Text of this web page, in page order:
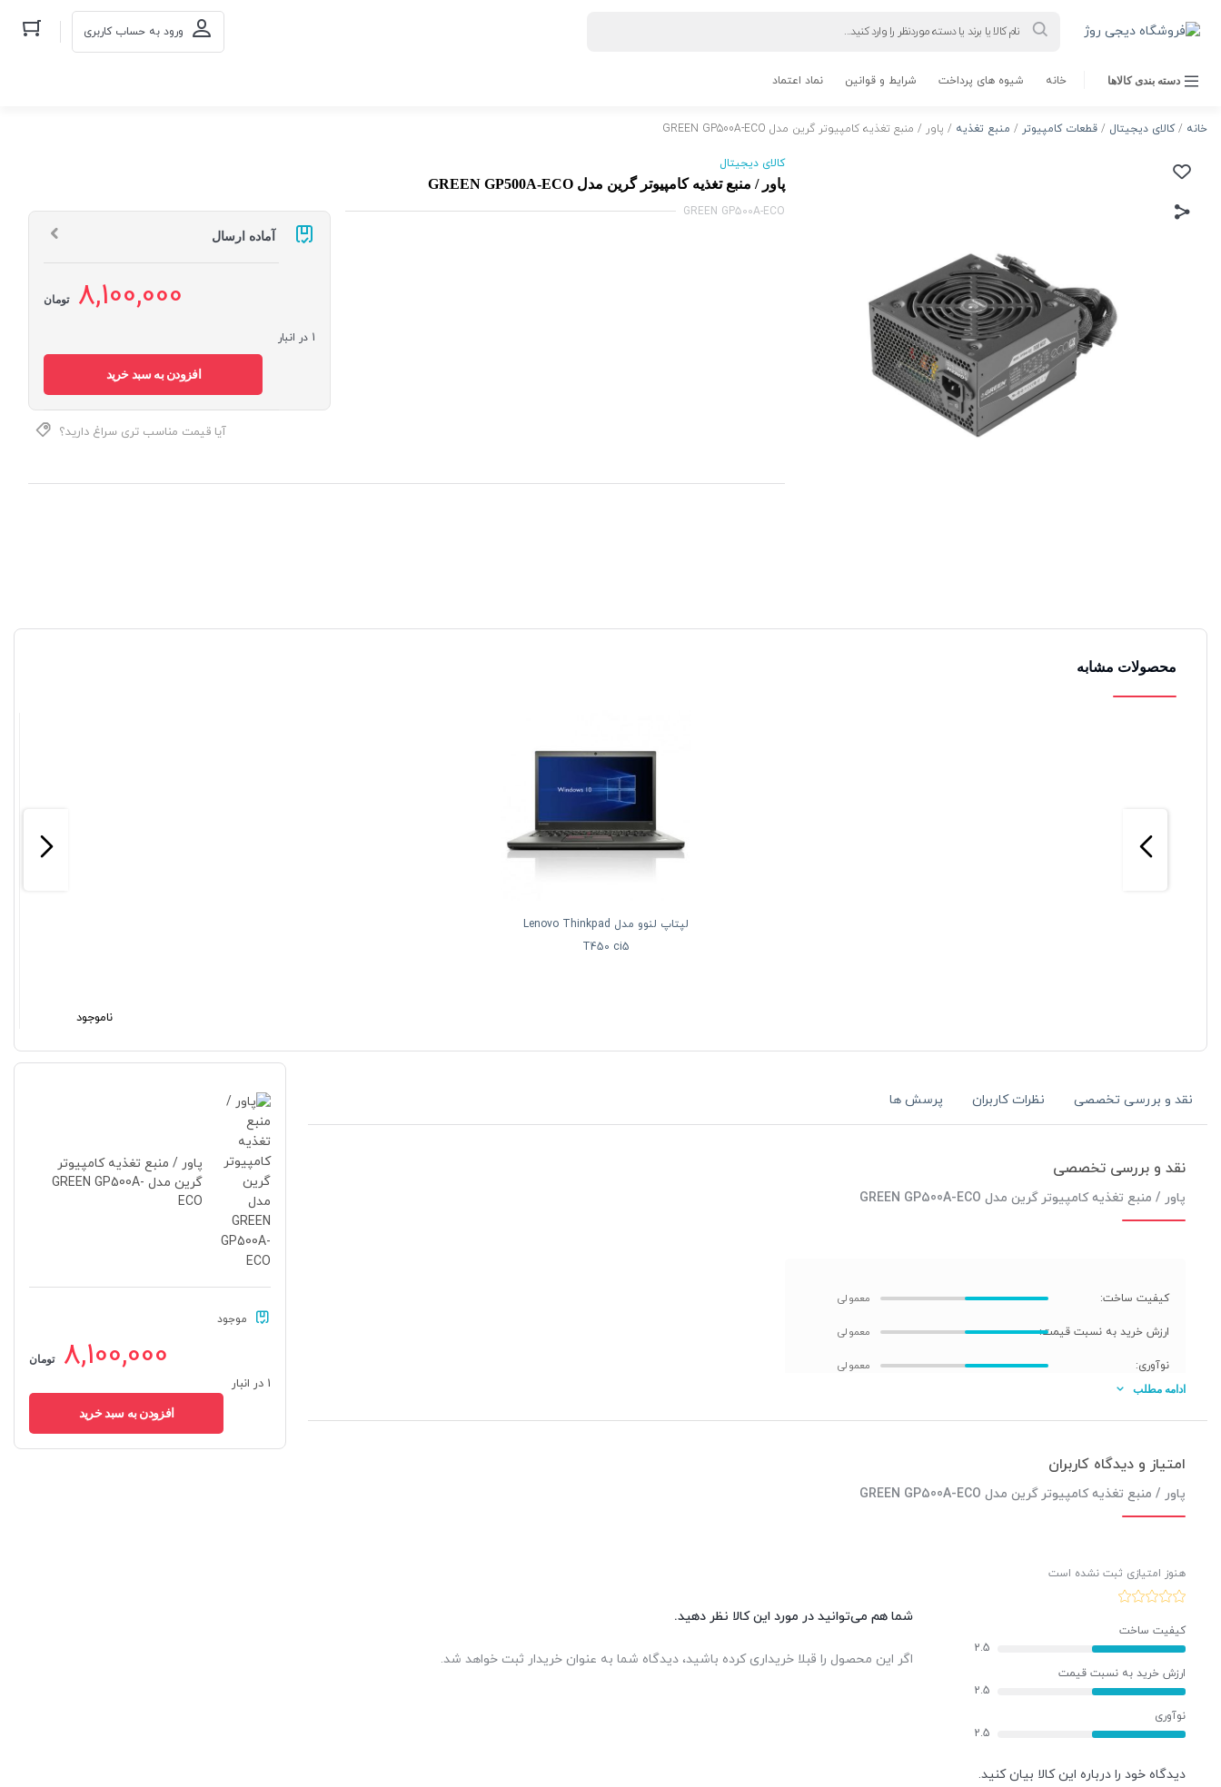
search ورود به حساب کاربری
دسته بندی کالاها خانه شیوه های پرداخت شرایط و قوانین نماد اعتماد
خانه /کالای دیجیتال / قطعات کامپیوتر / منبع تغذیه / پاور / منبع تغذیه کامپیوتر گرین مدل GREEN GP500A-ECO
کالای دیجیتال
پاور / منبع تغذیه کامپیوتر گرین مدل GREEN GP500A-ECO
GREEN GP500A-ECO
آماده ارسال
8,100,000 تومان
1 در انبار
منبع
مدل
افزودن به سبد خرید
آیا قیمت مناسب تری سراغ دارید؟
محصولات مشابه
لپتاپ لنوو مدل Lenovo Thinkpad
T450 ci5
ناموجود
پاور / منبع تغذیه کامپیوتر
گرین مدل GREEN GP500A-
ECO
موجود
8,100,000 تومان
1 در انبار
افزودن به سبد خرید
نقد و بررسی تخصصی نظرات کاربران پرسش ها
نقد و بررسی تخصصی
پاور / منبع تغذیه کامپیوتر گرین مدل GREEN GP500A-ECO
کیفیت ساخت:
ارزش خرید به نسبت قیمت:
نوآوری:
پاور گرینGP500A-ECO
Rev3.1
خرید یک پاور استاندارد با گارانتی و خدمات پس از فروش معتبر را دارند.
مناسب برای کاربردهای خانگی / اداری / گیمینگ
قابلیت ارائه توان نامی حتی در دمای محیط حداکثر 40C
دارای مدار تصحیح ضریب توان (Active PFC) با عملکرد بالاتر از 0.90 در شرایط اعمال بار %20 الی
بهره‌مندی از خازن‌ های درجه 1 ساخت کمپانی SamXon از نوع 105C در تمامی بخش های پاور
بهره مندی از فیلترهای CLC به جهت بهبود دقت در رگولاسیون ولتاژ و کاهش ریپل خروجی
ادامه مطلب
امتیاز و دیدگاه کاربران
پاور / منبع تغذیه کامپیوتر گرین مدل GREEN GP500A-ECO
هنوز امتیازی ثبت نشده است
کیفیت ساخت
2.5
ارزش خرید به نسبت قیمت
2.5
نوآوری
2.5
دیدگاه خود را درباره این کالا بیان کنید.
شما هم می‌توانید در مورد این کالا نظر دهید.
اگر این محصول را قبلا خریداری کرده باشید، دیدگاه شما به عنوان خریدار ثبت خواهد شد.